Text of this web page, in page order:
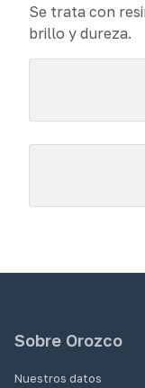
Se trata con
brillo y dureza.
Sobre Orozco
Nuestros datos